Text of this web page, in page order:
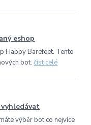
eshop
Happy Barefeet. Tento
bot.číst celé
výběr bot co nejvíce